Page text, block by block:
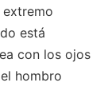
está
con los ojos
hombro